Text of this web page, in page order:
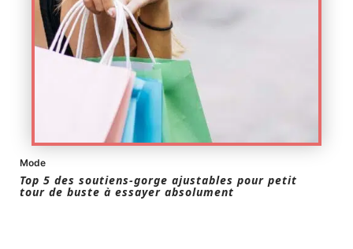
Mode
Top 5 des soutiens-gorge ajustables pour petit
tour de buste à essayer absolument